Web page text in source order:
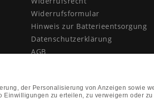
Widerrufsformular
Hinweis zur Batterieentsorgung
Datenschutzerklärung
AGB
Vertrag widerrufen